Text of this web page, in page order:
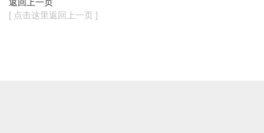
返回上一页
[ 点击这里返回上一页 ]